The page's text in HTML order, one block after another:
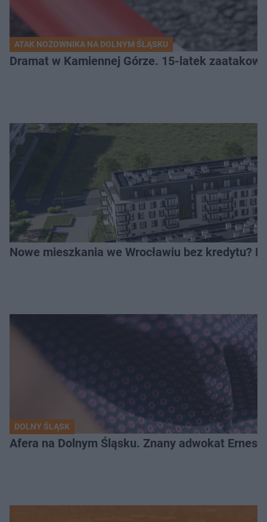
ATAK NOŻOWNIKA NA DOLNYM ŚLĄSKU
Dramat w Kamiennej Górze. 15-latek
Nowe mieszkania we Wrocławiu bez kredytu?
DOLNY ŚLĄSK
Afera na Dolnym Śląsku. Znany adwokat Ernest